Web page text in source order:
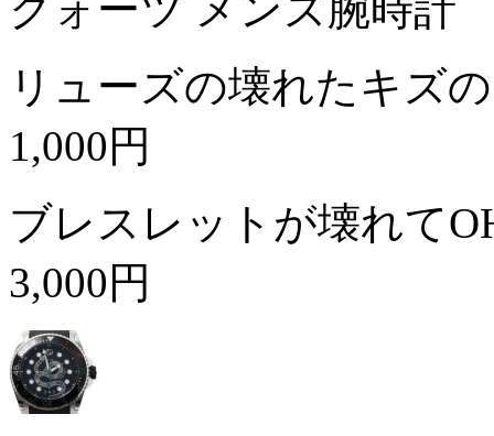
リューズの壊れたキズ
1,000円
ブレスレットが壊れて
3,000円